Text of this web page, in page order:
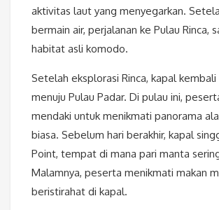
aktivitas laut yang menyegarkan.
bermain air, perjalanan ke Pulau Rinca,
habitat asli komodo.
Setelah eksplorasi Rinca, kapal
menuju Pulau Padar. Di pulau ini,
mendaki untuk menikmati panorama
biasa. Sebelum hari berakhir, kapal
Point, tempat di mana pari manta
Malamnya, peserta menikmati makan
beristirahat di kapal.